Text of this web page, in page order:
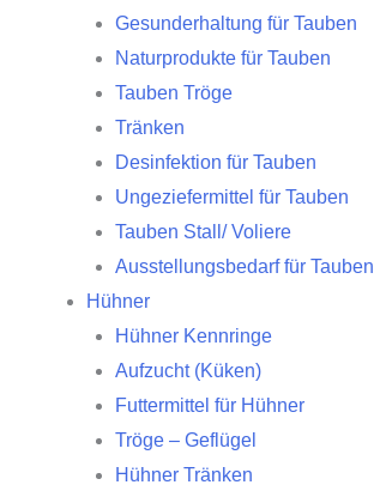
Gesunderhaltung für Tauben
Naturprodukte für Tauben
Tauben Tröge
Tränken
Desinfektion für Tauben
Ungeziefermittel für Tauben
Tauben Stall/ Voliere
Ausstellungsbedarf für Tauben
Hühner
Hühner Kennringe
Aufzucht (Küken)
Futtermittel für Hühner
Tröge – Geflügel
Hühner Tränken